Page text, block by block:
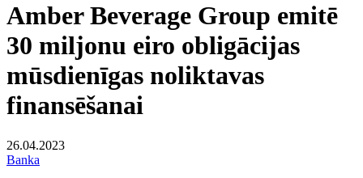
Amber Beverage Group emitē
30 miljonu eiro obligācijas
mūsdienīgas noliktavas
finansēšanai
26.04.2023
Banka